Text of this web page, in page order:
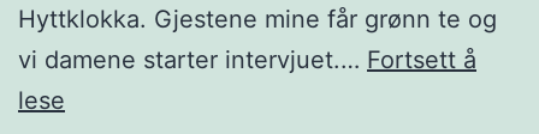
Hyttklokka. Gjestene mine får grønn te og
vi damene starter intervjuet.… Fortsett å
lese